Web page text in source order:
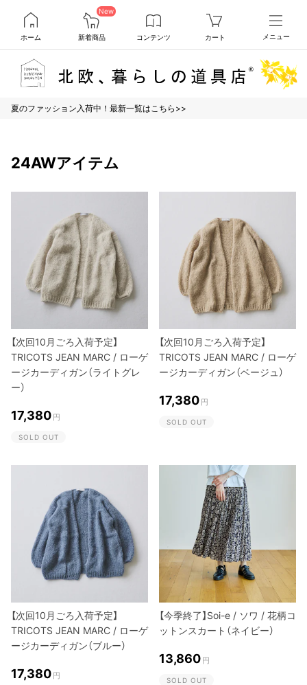
ホーム
New
新着商品 コンテンツ カート メニュー
夏のファッション入荷中！最新一覧はこちら>>
24AWアイテム
【次回10月ごろ入荷予定】
TRICOTS JEAN MARC / ローゲ
ージカーディガン（ライトグレ
ー）
17,380 円
SOLD OUT
【次回10月ごろ入荷予定】
TRICOTS JEAN MARC / ローゲ
ージカーディガン（ベージュ）
17,380 円
SOLD OUT
【次回10月ごろ入荷予定】
TRICOTS JEAN MARC / ローゲ
ージカーディガン（ブルー）
17,380 円
【今季終了】Soi-e / ソワ / 花柄コ
ットンスカート（ネイビー）
13,860 円
SOLD OUT